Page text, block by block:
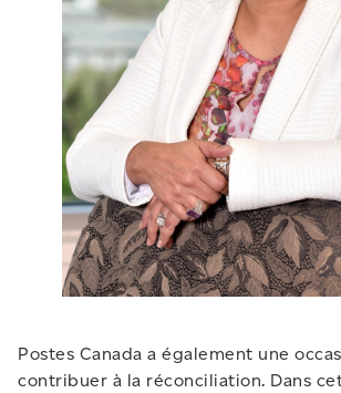
Postes Canada a également une
contribuer à la réconciliation. Dans